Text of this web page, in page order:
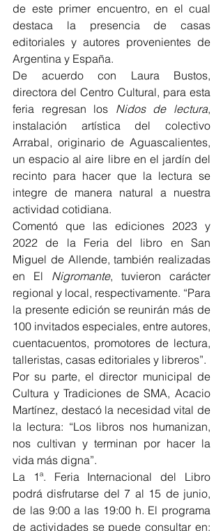
de este primer encuentro, en el cual
destaca la presencia de casas
editoriales y autores provenientes de
Argentina y España.
De acuerdo con Laura Bustos,
directora del Centro Cultural, para esta
feria regresan los Nidos de lectura,
instalación artística del colectivo
Arrabal, originario de Aguascalientes,
un espacio al aire libre en el jardín del
recinto para hacer que la lectura se
integre de manera natural a nuestra
actividad cotidiana.
Comentó que las ediciones 2023 y
2022 de la Feria del libro en San
Miguel de Allende, también realizadas
en El Nigromante, tuvieron carácter
regional y local, respectivamente. “Para
la presente edición se reunirán más de
100 invitados especiales, entre autores,
cuentacuentos, promotores de lectura,
talleristas, casas editoriales y libreros”.
Por su parte, el director municipal de
Cultura y Tradiciones de SMA, Acacio
Martínez, destacó la necesidad vital de
la lectura: “Los libros nos humanizan,
nos cultivan y terminan por hacer la
vida más digna”.
La 1ª. Feria Internacional del Libro
podrá disfrutarse del 7 al 15 de junio,
de las 9:00 a las 19:00 h. El programa